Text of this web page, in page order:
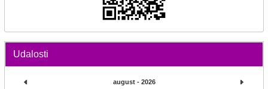
Udalosti
august - 2026